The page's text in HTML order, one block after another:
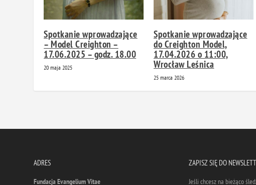
Spotkanie wprowadzające
– Model Creighton –
17.06.2025 – godz. 18.00
20 maja 2025
Spotkanie wprowadzające
do Creighton Model,
17.04.2026 o 11:00,
Wrocław Leśnica
25 marca 2026
ADRES
Fundacja Evangelium Vitae
ZAPISZ SIĘ DO
Jeśli chcesz na bieżąco